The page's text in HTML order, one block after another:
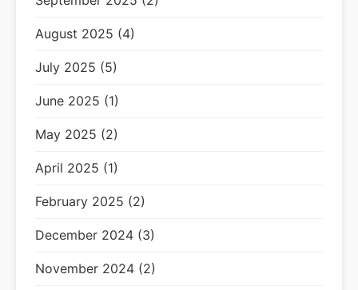
August 2025 (4)
July 2025 (5)
June 2025 (1)
May 2025 (2)
April 2025 (1)
February 2025 (2)
December 2024 (3)
November 2024 (2)